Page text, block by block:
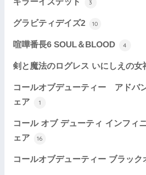
3
グラビティデイズ2 10
喧嘩番長6 SOUL＆BLOOD 4
剣と魔法のログレス いにしえの女
コールオブデューティー アドバ
ェア
1
コール オブ デューティ インフィ
ェア
16
コールオブデューティー ブラック